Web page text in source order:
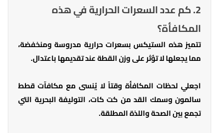
2. كم عدد السعرات الحرارية في هذه
المكافأة؟
تتميز هذه الستيكس بسعرات حرارية مدروسة ومنخفضة،
مما يجعلها لا تؤثر على وزن القطة عند تقديمها باعتدال.
اجعلي لحظات المكافأة وقتاً لا يُنسى مع مكافآت قطط
سالمون وسمك القد من كت كات، التوليفة البحرية التي
تجمع بين الصحة واللذة المطلقة.